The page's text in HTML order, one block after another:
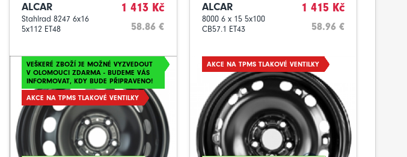
ALCAR
Stahlrad 8247 6x16
5x112 ET48
1 413 Kč
58.86 €
VEŠKERÉ ZBOŽÍ JE MOŽNÉ VYZVEDOUT
V OLOMOUCI ZDARMA - BUDEME VÁS
INFORMOVAT, KDY BUDE PŘIPRAVENO!
AKCE NA TPMS TLAKOVÉ VENTILKY
ALCAR
8000 6 x 15 5x100
CB57.1 ET43
1 415 Kč
58.96 €
AKCE NA TPMS TLAKOVÉ VENTILKY